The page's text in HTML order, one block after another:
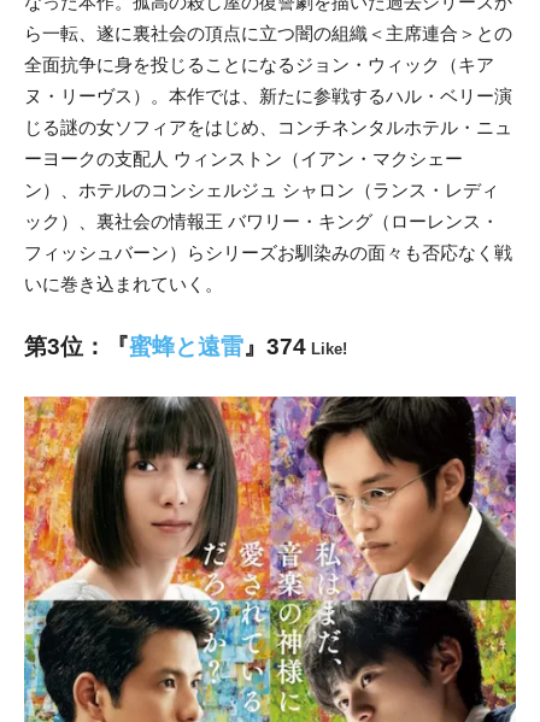
ら一転、遂に裏社会の頂点に立つ闇の組織＜主席連合＞との
全面抗争に身を投じることになるジョン・ウィック（キア
ヌ・リーヴス）。本作では、新たに参戦するハル・ベリー演
じる謎の女ソフィアをはじめ、コンチネンタルホテル・ニュ
ーヨークの支配人 ウィンストン（イアン・マクシェー
ン）、ホテルのコンシェルジュ シャロン（ランス・レディ
ック）、裏社会の情報王 バワリー・キング（ローレンス・
フィッシュバーン）らシリーズお馴染みの面々も否応なく戦
いに巻き込まれていく。
第3位：『蜜蜂と遠雷』374 Like!